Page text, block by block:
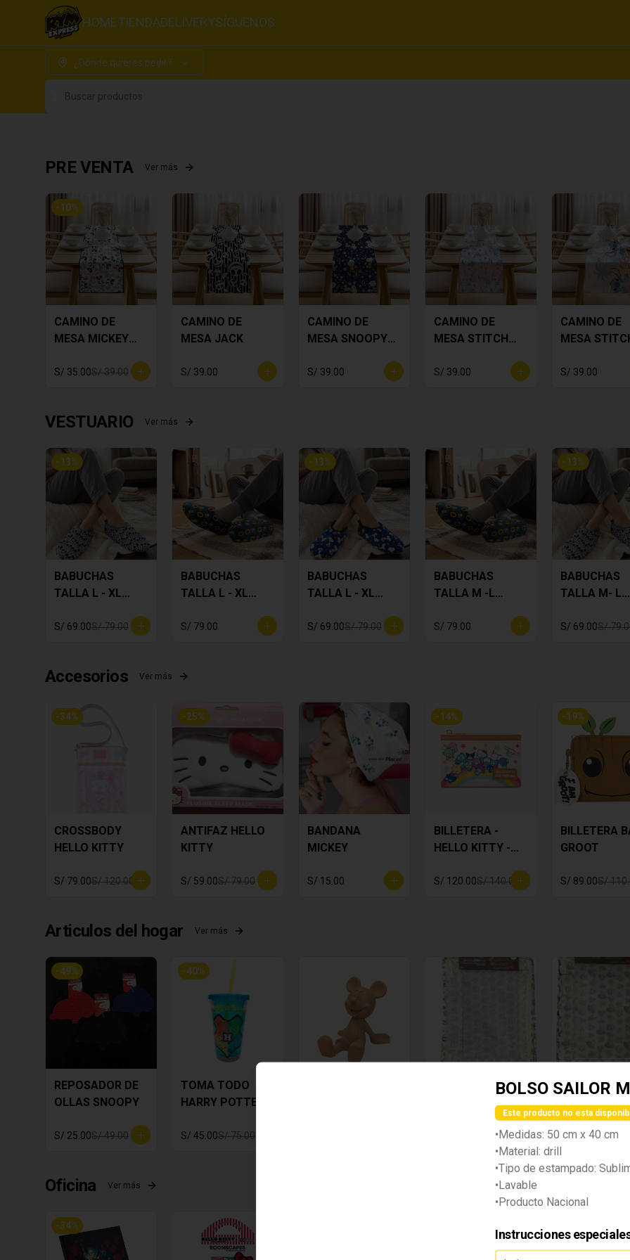
HOMETIENDADELIVERYSÍGUENOS
¿Dónde quieres pedir?
Buscar productos
PRE VENTA Ver más
-10%
CAMINO DE
MESA MICKEY
S/ 35.00S/ 39.00
CAMINO DE
MESA JACK
S/ 39.00
CAMINO DE
MESA SNOOPY
S/ 39.00
CAMINO DE
MESA STITCH
S/ 39.00
CAMINO DE
MESA
S/ 39.00
VESTUARIO Ver más
-13%
BABUCHAS
TALLA L - XL
S/ 69.00S/ 79.00
BABUCHAS
TALLA L - XL
S/ 79.00
-13%
BABUCHAS
TALLA L - XL
S/ 69.00S/ 79.00
BABUCHAS
TALLA M -L
S/ 79.00
-13%
BABUCHAS
TALLA M- L
S/ 69.00S/
Accesorios Ver más
-34%
CROSSBODY
HELLO KITTY
S/ 79.00S/ 120.00
-25%
ANTIFAZ HELLO
KITTY
S/ 59.00S/ 79.00
BANDANA
MICKEY
S/ 15.00
-14%
BILLETERA -
HELLO KITTY -
S/ 120.00S/ 140.00
-19%
BILLETERA
GROOT
S/ 89.00S/
Articulos del hogar Ver más
-49%
REPOSADOR DE
OLLAS SNOOPY
S/ 25.00S/ 49.00
-40%
TOMA TODO
HARRY POTTER
S/ 45.00S/ 75.00
ALMACENAMIEN
BOLSA DE
TO - POOH
S/ 45.00
Oficina Ver más
-34%
BOLSO SAILOR
Este producto no esta
•Medidas: 50 cm x 40 cm
•Material: drill
•Tipo de estampado:
•Lavable
•Producto Nacional
Instrucciones